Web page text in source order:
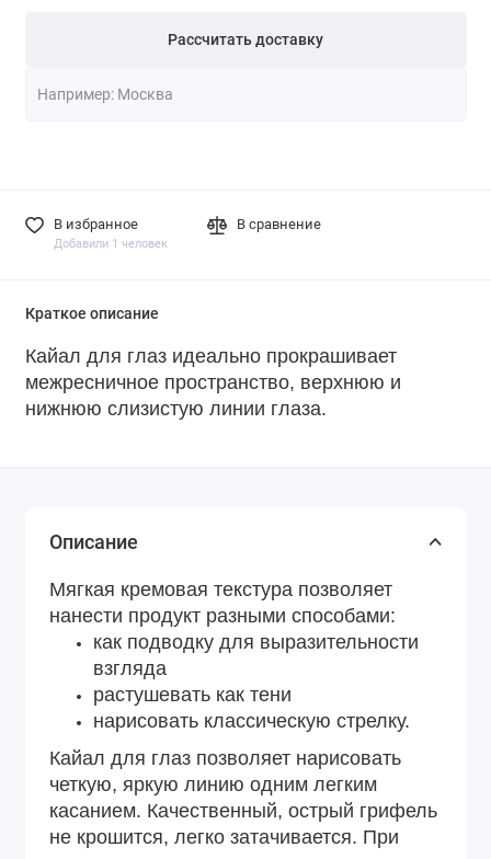
Рассчитать доставку
В избранное
Добавили 1 человек
В сравнение
Краткое описание
Кайал для глаз идеально прокрашивает
межресничное пространство, верхнюю и
нижнюю слизистую линии глаза.
Описание
Мягкая кремовая текстура позволяет
нанести продукт разными способами:
как подводку для выразительности
взгляда
растушевать как тени
нарисовать классическую стрелку.
Кайал для глаз позволяет нарисовать
четкую, яркую линию одним легким
касанием. Качественный, острый грифель
не крошится, легко затачивается. При